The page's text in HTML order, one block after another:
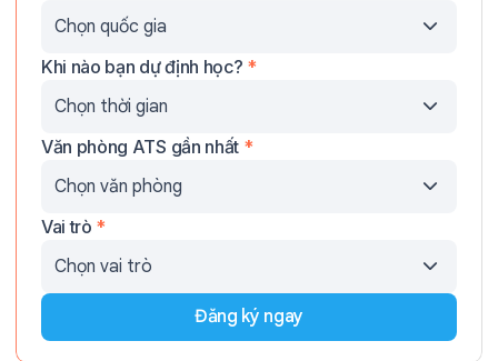
Khi nào bạn dự định học? *
Văn phòng ATS gần nhất *
Vai trò *
Đăng ký ngay